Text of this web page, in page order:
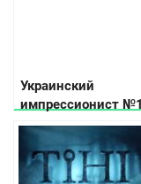
Украинский
импрессионист №1
— Михаил
Коцюбинский